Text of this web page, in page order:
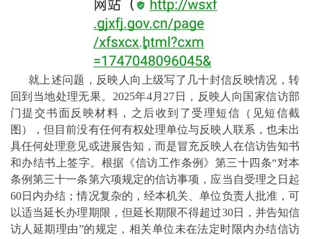
就上述问题，反映人向上级写了几十封信反映情况，转
回到当地处理无果。2025年4月27日，反映人向国家信访部
门提交书面反映材料，之后收到了受理短信（见短信截
图），但目前没有任何有权处理单位与反映人联系，也未出
具任何处理意见或进展告知，而是冒充反映人在信访告知书
和办结书上签字。根据《信访工作条例》第三十四条“对本
条例第三十一条第六项规定的信访事项，应当自受理之日起
60日内办结；情况复杂的，经本机关、单位负责人批准，可
以适当延长办理期限，但延长期限不得超过30日，并告知信
访人延期理由”的规定，相关单位未在法定时限内办结信访